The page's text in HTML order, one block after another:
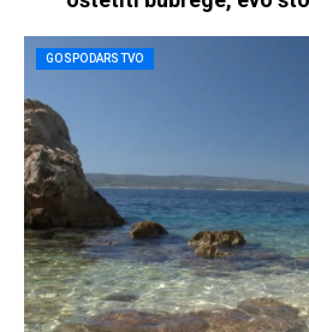
GOSPODARSTVO